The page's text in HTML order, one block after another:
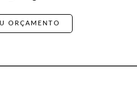
ORÇAMENTO